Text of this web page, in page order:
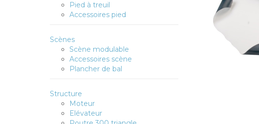
Pied à treuil
Accessoires pied
Scènes
Scène modulable
Accessoires scène
Plancher de bal
Structure
Moteur
Elévateur